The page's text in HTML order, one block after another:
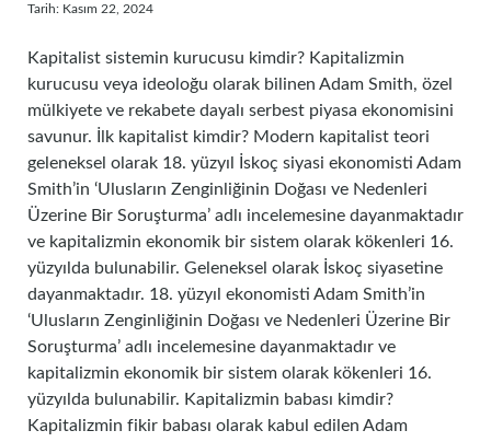
Tarih: Kasım 22, 2024
Kapitalist sistemin kurucusu kimdir? Kapitalizmin
kurucusu veya ideoloğu olarak bilinen Adam Smith, özel
mülkiyete ve rekabete dayalı serbest piyasa ekonomisini
savunur. İlk kapitalist kimdir? Modern kapitalist teori
geleneksel olarak 18. yüzyıl İskoç siyasi ekonomisti Adam
Smith’in ‘Ulusların Zenginliğinin Doğası ve Nedenleri
Üzerine Bir Soruşturma’ adlı incelemesine dayanmaktadır
ve kapitalizmin ekonomik bir sistem olarak kökenleri 16.
yüzyılda bulunabilir. Geleneksel olarak İskoç siyasetine
dayanmaktadır. 18. yüzyıl ekonomisti Adam Smith’in
‘Ulusların Zenginliğinin Doğası ve Nedenleri Üzerine Bir
Soruşturma’ adlı incelemesine dayanmaktadır ve
kapitalizmin ekonomik bir sistem olarak kökenleri 16.
yüzyılda bulunabilir. Kapitalizmin babası kimdir?
Kapitalizmin fikir babası olarak kabul edilen Adam